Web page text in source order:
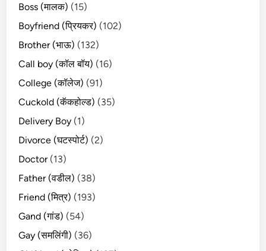
Boss (मालक) (15)
Boyfriend (प्रियकर) (102)
Brother (भाऊ) (132)
Call boy (कॉल बॉय) (16)
College (कॉलेज) (91)
Cuckold (कॅकहोल्ड) (35)
Delivery Boy (1)
Divorce (घटस्पोर्ट) (2)
Doctor(13)
Father (वडील) (38)
Friend (मित्र) (193)
Gand (गांड) (54)
Gay (समलिंगी) (36)